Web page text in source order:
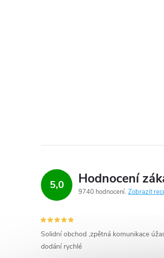
5,0 Hodnocení
9740 hodnocení Zobrazit
Solidní obchod ,zpětná komunikace
dodání rychlé